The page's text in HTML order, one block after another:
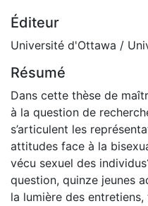
Éditeur
Université d'Ottawa /
Résumé
Dans cette thèse de
à la question de
s’articulent les
attitudes face à la
vécu sexuel des
question, quinze jeunes
la lumière des